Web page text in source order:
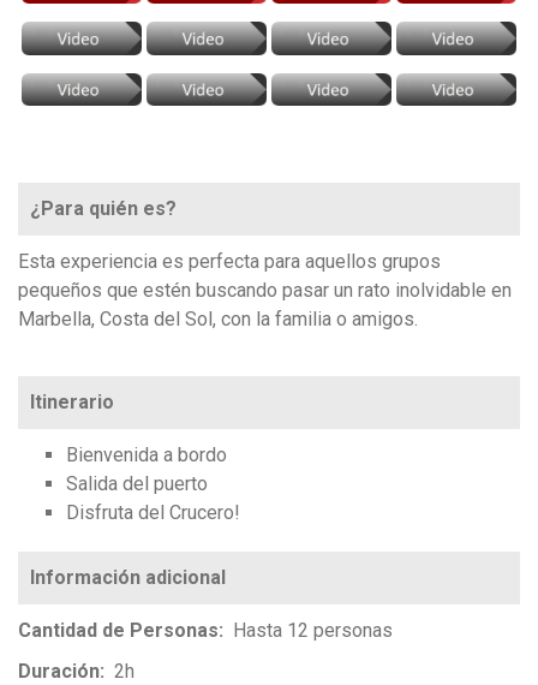
¿Para quién es?
Esta experiencia es perfecta para aquellos grupos
pequeños que estén buscando pasar un rato inolvidable en
Marbella, Costa del Sol, con la familia o amigos.
Itinerario
Bienvenida a bordo
Salida del puerto
Disfruta del Crucero!
Cantidad de Personas
Hasta 12 personas
Duración
2h